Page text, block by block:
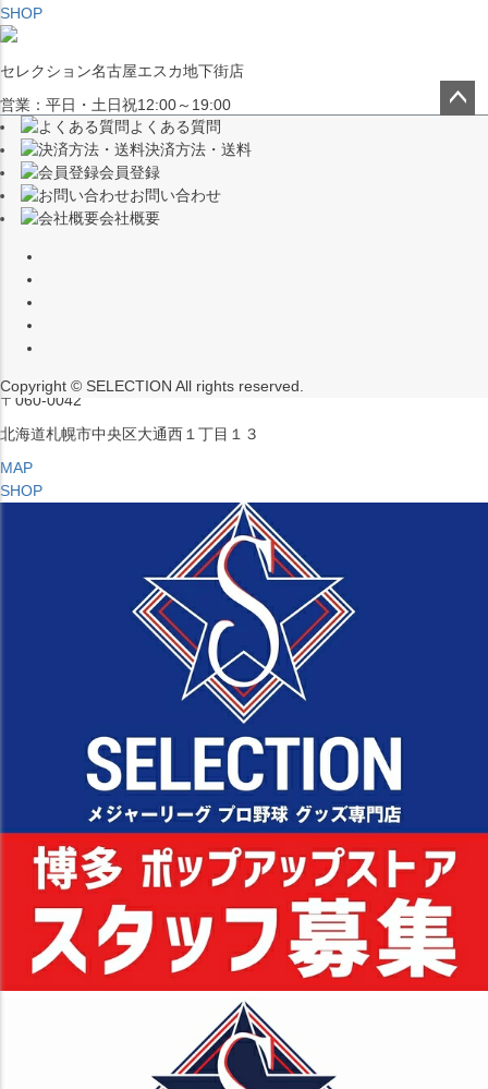
SHOP
セレクション名古屋エスカ地下街店
営業：平日・土日祝12:00～19:00
（※15:00～16:00はメンテナンスのためクローズ）
〒453-0015
愛知県名古屋市中村区椿町６−９先
MAP
SHOP
セレクション ポップアップストア 札幌 ル・トロワ店
営業：平日・土日祝12:00～19:00
〒060-0042
北海道札幌市中央区大通西１丁目１３
MAP
SHOP
よくある質問
決済方法・送料
会員登録
お問い合わせ
会社概要
Copyright © SELECTION All rights reserved.